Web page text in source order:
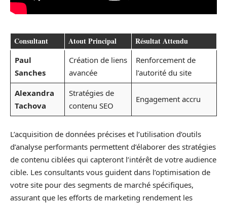
Consultant Atout Principal Résultat Attendu
Paul
Sanches
Création de liens
avancée
Renforcement de
l’autorité du site
Alexandra
Tachova
Stratégies de
contenu SEO
Engagement accru
L’acquisition de données précises et l’utilisation d’outils
d’analyse performants permettent d’élaborer des stratégies
de contenu ciblées qui capteront l’intérêt de votre audience
cible. Les consultants vous guident dans l’optimisation de
votre site pour des segments de marché spécifiques,
assurant que les efforts de marketing rendement les